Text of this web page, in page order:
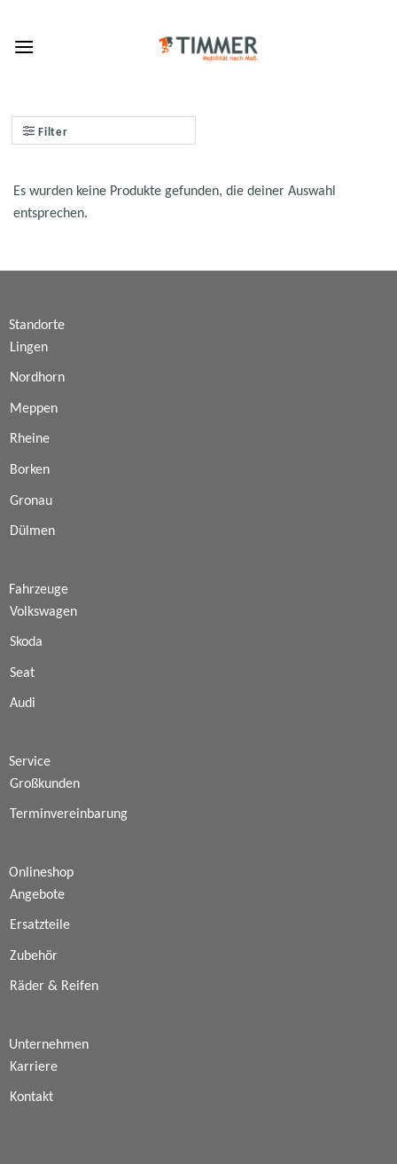
content
Filter
Es wurden keine Produkte gefunden, die deiner Auswahl
entsprechen.
Standorte
Lingen
Nordhorn
Meppen
Rheine
Borken
Gronau
Dülmen
Fahrzeuge
Volkswagen
Skoda
Seat
Audi
Service
Großkunden
Terminvereinbarung
Onlineshop
Angebote
Ersatzteile
Zubehör
Räder & Reifen
Unternehmen
Karriere
Kontakt